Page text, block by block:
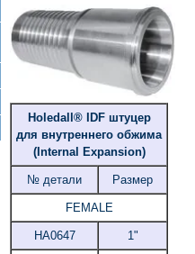
Holedall® IDF штуцер
для внутреннего обжима
(Internal Expansion)
№ детали Размер
FEMALE
HA0647 1"